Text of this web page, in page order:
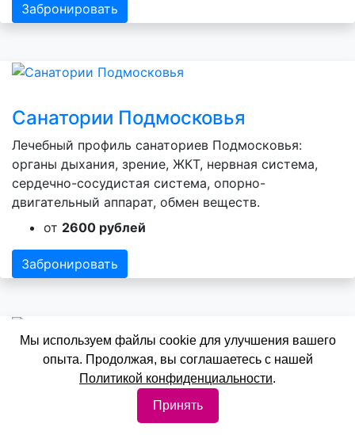
Забронировать
Санатории Подмосковья
Лечебный профиль санаториев Подмосковья:
органы дыхания, зрение, ЖКТ, нервная система,
сердечно-сосудистая система, опорно-
двигательный аппарат, обмен веществ.
от 2600 рублей
Забронировать
Санатории Омской области
Лечебный профиль санаториев Омской области -
органы дыхания, зрение, нервная система, ЖКТ,
Мы используем файлы cookie для улучшения вашего
опыта. Продолжая, вы соглашаетесь с нашей
Политикой конфиденциальности.
Принять